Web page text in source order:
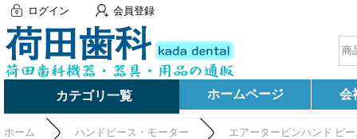
ログイン 会員登録
カテゴリ一覧 ホームページ 会
ホーム ハンドピース・モーター エアータービンハンド ピ